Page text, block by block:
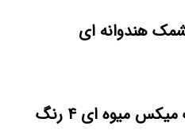
هندوانه ای
میوه ای ۴ رنگ